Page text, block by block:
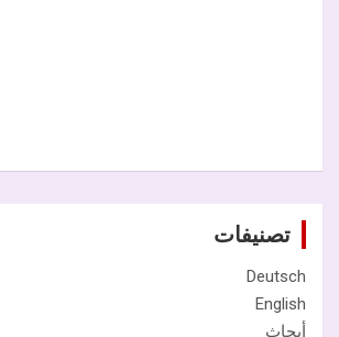
تصنيفات
Deutsch
English
أبحاث